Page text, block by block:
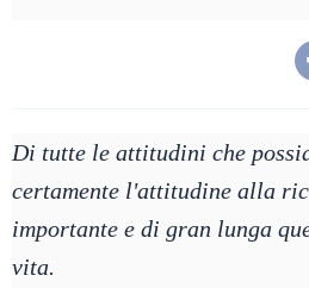
Di tutte le attitudini che
certamente l'attitudine alla
importante e di gran lunga
vita.